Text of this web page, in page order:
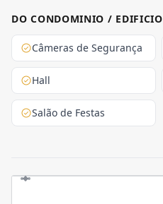
DO CONDOMINIO / EDIFICIO
Câmeras de Segurança
Hall
Salão de Festas